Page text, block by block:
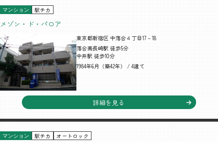
マンション 駅チカ
メゾン・ド・パロア
東京都新宿区 中落合４丁目17－18
落合南長崎駅 徒歩5分
中井駅 徒歩10分
1984年6月（築42年） / 4建て
詳細を見る
マンション 駅チカ オートロック